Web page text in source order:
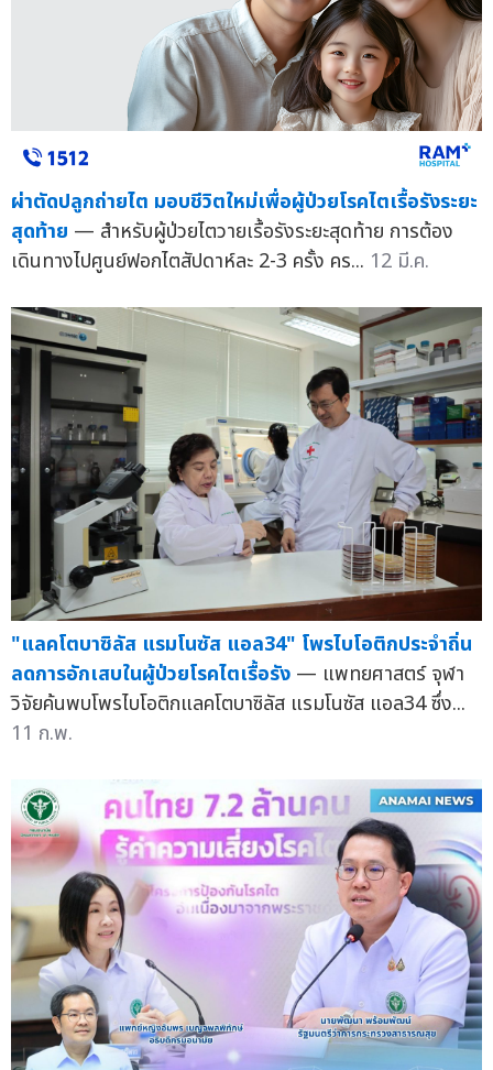
ผ่าตัดปลูกถ่ายไต มอบชีวิตใหม่เพื่อผู้ป่วยโรคไตเรื้อรังระยะ
สุดท้าย — สำหรับผู้ป่วยไตวายเรื้อรังระยะสุดท้าย การต้อง
เดินทางไปศูนย์ฟอกไตสัปดาห์ละ 2-3 ครั้ง คร... 12 มี.ค.
"แลคโตบาซิลัส แรมโนซัส แอล34" โพรไบโอติกประจำถิ่น
ลดการอักเสบในผู้ป่วยโรคไตเรื้อรัง — แพทยศาสตร์ จุฬา
วิจัยค้นพบโพรไบโอติกแลคโตบาซิลัส แรมโนซัส แอล34 ซึ่ง...
11 ก.พ.